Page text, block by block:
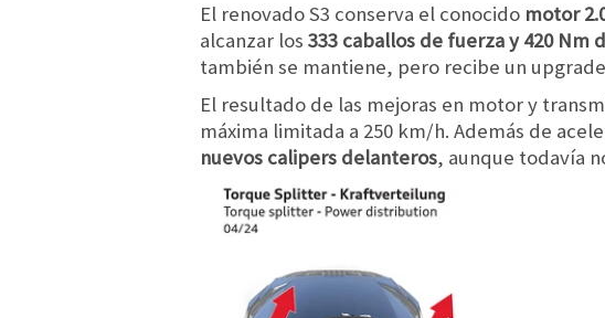
El renovado S3 conserva el conocido motor
alcanzar los 333 caballos de fuerza y 420 Nm
también se mantiene, pero recibe un
El resultado de las mejoras en motor y
máxima limitada a 250 km/h. Además de
nuevos calipers delanteros, aunque todavía